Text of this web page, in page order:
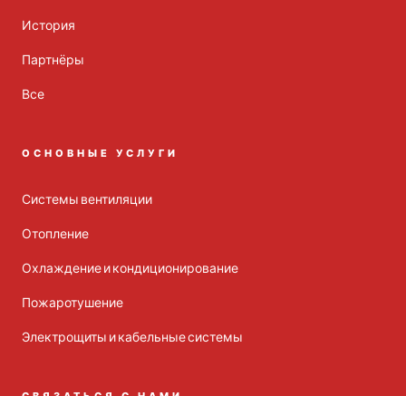
История
Партнёры
Все
ОСНОВНЫЕ УСЛУГИ
Системы вентиляции
Отопление
Охлаждение и кондиционирование
Пожаротушение
Электрощиты и кабельные системы